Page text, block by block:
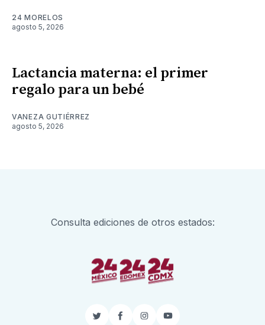
24 MORELOS
agosto 5, 2026
Lactancia materna: el primer
regalo para un bebé
VANEZA GUTIÉRREZ
agosto 5, 2026
Consulta ediciones de otros estados:
TwitterFacebook
InstagramYouTube